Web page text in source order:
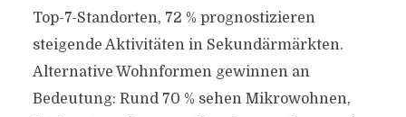
Top-7-Standorten, 72 % prognostizieren
steigende Aktivitäten in Sekundärmärkten.
Alternative Wohnformen gewinnen an
Bedeutung: Rund 70 % sehen Mikrowohnen,